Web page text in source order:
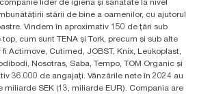
stării de bine a oamenilor, cu ajutorul
Vindem în aproximativ 150 de țări sub
cum sunt TENA și Tork, precum și sub alte
Actimove, Cutimed, JOBST, Knix, Leukoplast,
Nosotras, Saba, Tempo, TOM Organic și
36.000 de angajați. Vânzările nete în 2024 au
SEK (13, miliarde EUR). Compania are